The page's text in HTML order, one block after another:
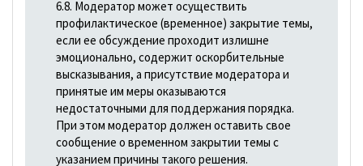
6.8. Модератор может осуществить
профилактическое (временное) закрытие темы,
если ее обсуждение проходит излишне
эмоционально, содержит оскорбительные
высказывания, а присутствие модератора и
принятые им меры оказываются
недостаточными для поддержания порядка.
При этом модератор должен оставить свое
сообщение о временном закрытии темы с
указанием причины такого решения.